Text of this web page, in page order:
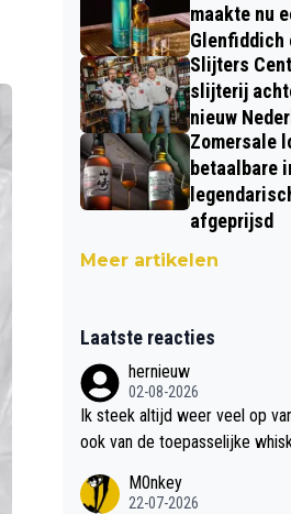
maakte nu
Glenfiddich
Slijters
slijterij
nieuw
Zomersale
betaalbare
afgeprijsd
Meer artikelen
Laatste reacties
hernieuw
02-08-2026
Ik steek altijd weer veel op
ook van de toepasselijke
M0nkey
22-07-2026